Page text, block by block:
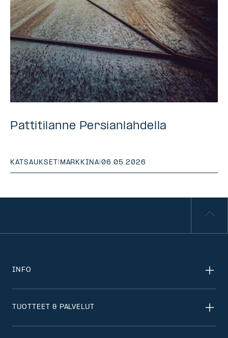
Pattitilanne Persianlahdella
KATSAUKSET MARKKINA |06.05.2026
INFO
TUOTTEET & PALVELUT